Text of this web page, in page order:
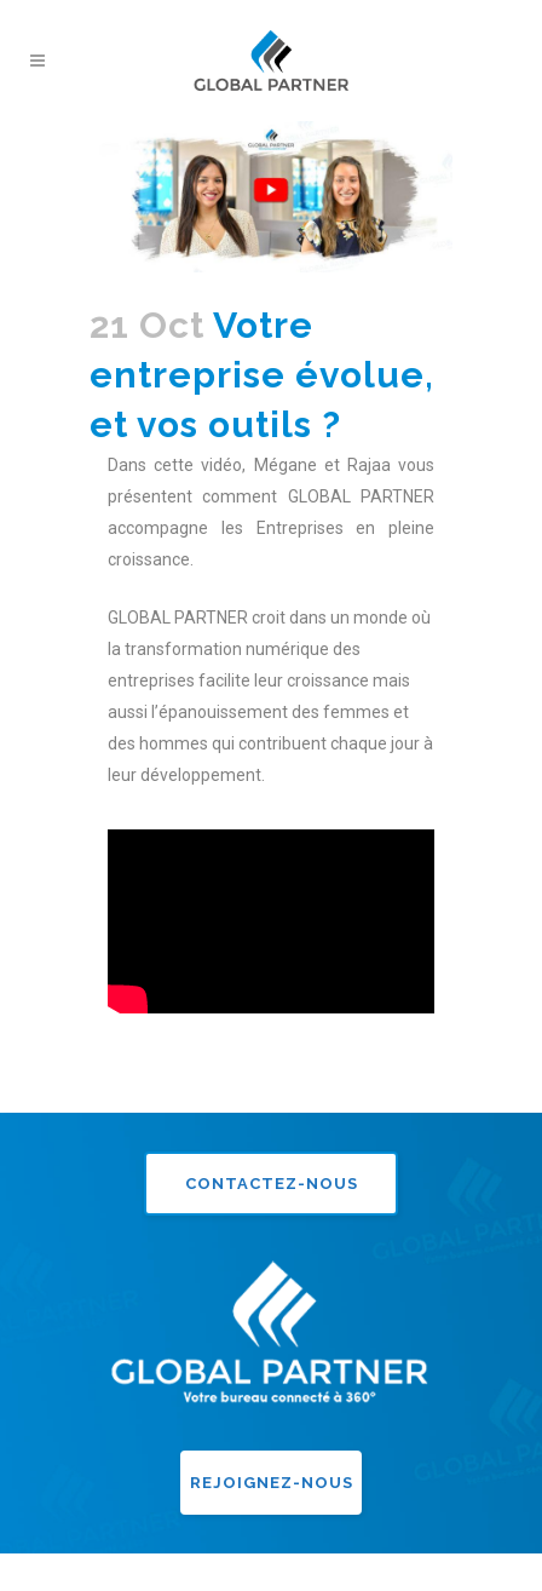
21 Oct Votre
entreprise évolue,
et vos outils ?
Dans cette vidéo, Mégane et Rajaa vous
présentent comment GLOBAL PARTNER
accompagne les Entreprises en pleine
croissance.
GLOBAL PARTNER croit dans un monde où
la transformation numérique des
entreprises facilite leur croissance mais
aussi l’épanouissement des femmes et
des hommes qui contribuent chaque jour à
leur développement.
CONTACTEZ-NOUS
REJOIGNEZ-NOUS